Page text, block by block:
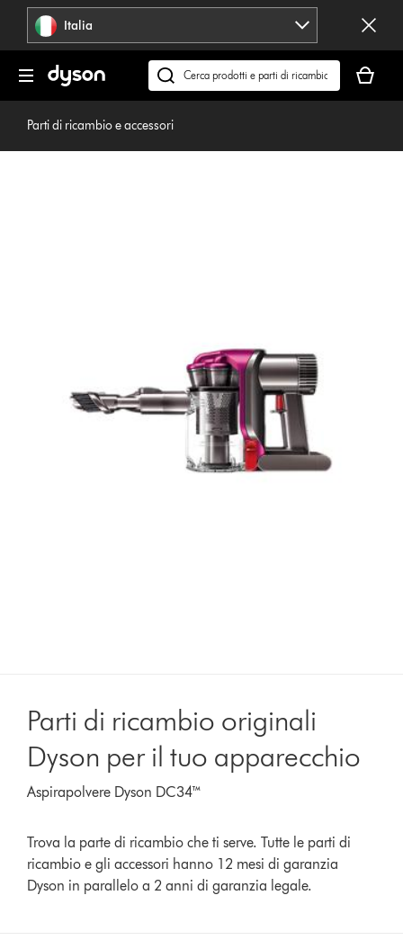
navigazione Italia
Cerca
su
dyson.it
carrello
è
Parti di ricambio e accessori
Parti di ricambio originali
Dyson per il tuo apparecchio
Aspirapolvere Dyson DC34™
Trova la parte di ricambio che ti serve. Tutte le parti di
ricambio e gli accessori hanno 12 mesi di garanzia
Dyson in parallelo a 2 anni di garanzia legale.